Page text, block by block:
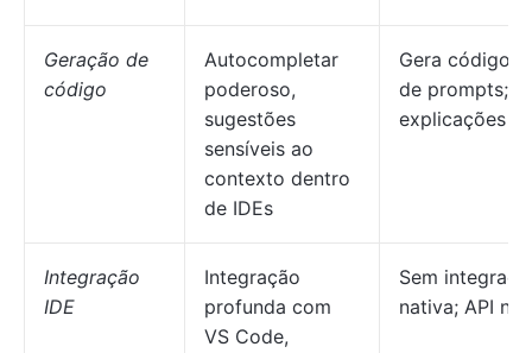
Geração de
código
Autocompletar
poderoso,
sugestões
sensíveis ao
contexto dentro
de IDEs
Gera código
de prompts;
explicações
Integração
IDE
Integração
profunda com
VS Code,
Sem
nativa; API